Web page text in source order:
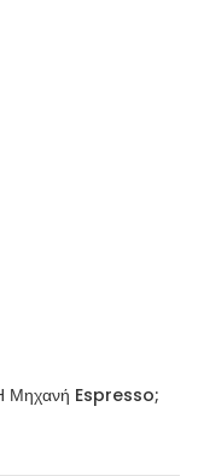
Η Μηχανή Espresso;